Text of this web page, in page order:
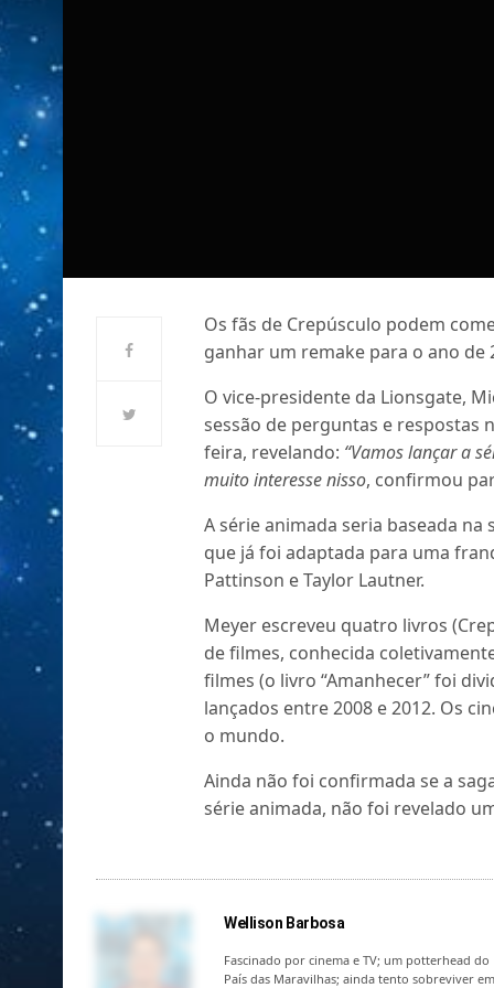
Os fãs de Crepúsculo podem
ganhar um remake para o ano de
O vice-presidente da Lionsgate,
sessão de perguntas e respostas
feira, revelando: “Vamos lançar a
muito interesse nisso, confirmou
A série animada seria baseada
que já foi adaptada para uma
Pattinson e Taylor Lautner.
Meyer escreveu quatro livros
de filmes, conhecida
filmes (o livro “Amanhecer” foi
lançados entre 2008 e 2012. Os
o mundo.
Ainda não foi confirmada se a
série animada, não foi revelado
Wellison Barbosa
Fascinado por cinema e TV; um potterhead
País das Maravilhas; ainda tento sobreviver